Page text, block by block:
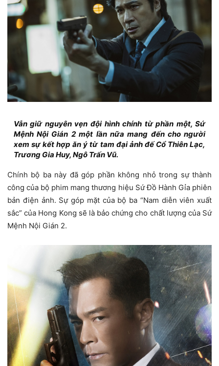
Vẫn giữ nguyên vẹn đội hình chính từ phần một, Sứ
Mệnh Nội Gián 2 một lần nữa mang đến cho người
xem sự kết hợp ăn ý từ tam đại ảnh đế Cổ Thiên Lạc,
Trương Gia Huy, Ngô Trấn Vũ.
Chính bộ ba này đã góp phần không nhỏ trong sự thành
công của bộ phim mang thương hiệu Sứ Đồ Hành Gỉa phiên
bản điện ảnh. Sự góp mặt của bộ ba “Nam diễn viên xuất
sắc” của Hong Kong sẽ là bảo chứng cho chất lượng của Sứ
Mệnh Nội Gián 2.